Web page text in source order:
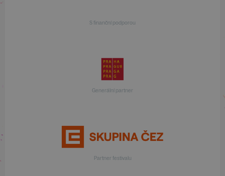
S finanční podporou
Generální partner
Partner festivalu